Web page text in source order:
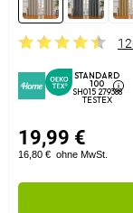
STANDARD
100
SH015 279388
TESTEX
19,99 €
16,80 € ohne MwSt.